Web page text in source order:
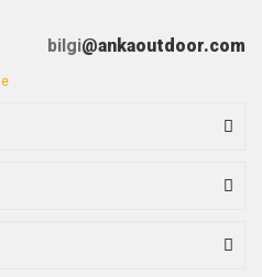
bilgi@ankaoutdoor.com